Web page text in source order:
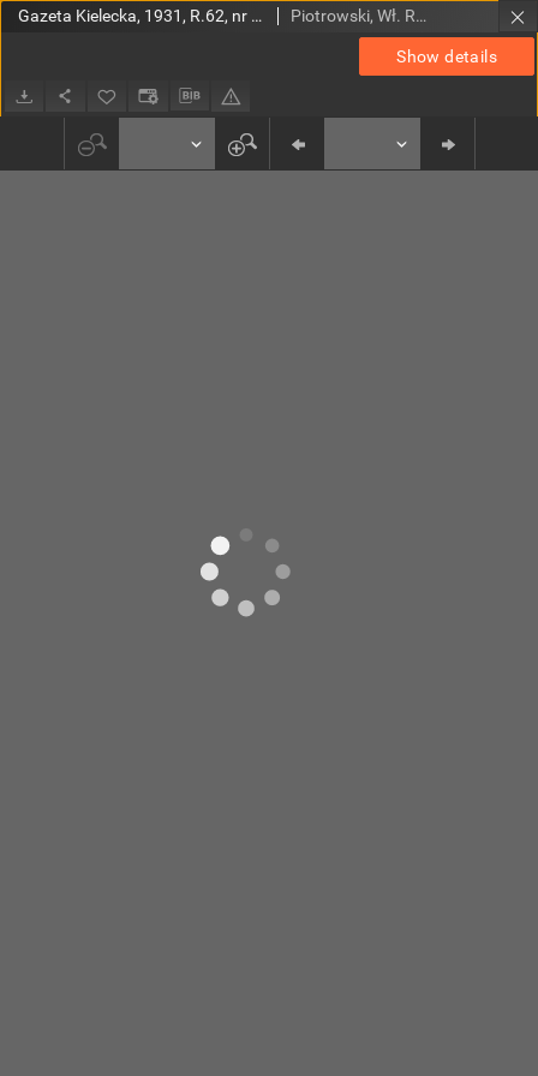
Show details
Gazeta Kielecka, 1931, R.62, nr 93 Piotrowski, Wł. Red.